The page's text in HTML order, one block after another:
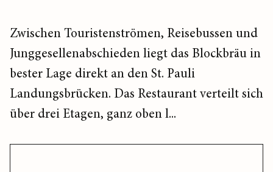
Zwischen Touristenströmen, Reisebussen und
Junggesellenabschieden liegt das Blockbräu in
bester Lage direkt an den St. Pauli
Landungsbrücken. Das Restaurant verteilt sich
über drei Etagen, ganz oben l...